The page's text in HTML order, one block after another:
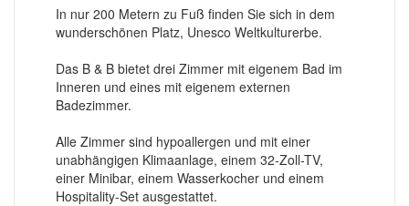
In nur 200 Metern zu Fuß finden Sie sich in dem
wunderschönen Platz, Unesco Weltkulturerbe.
Das B & B bietet drei Zimmer mit eigenem Bad im
Inneren und eines mit eigenem externen
Badezimmer.
Alle Zimmer sind hypoallergen und mit einer
unabhängigen Klimaanlage, einem 32-Zoll-TV,
einer Minibar, einem Wasserkocher und einem
Hospitality-Set ausgestattet.